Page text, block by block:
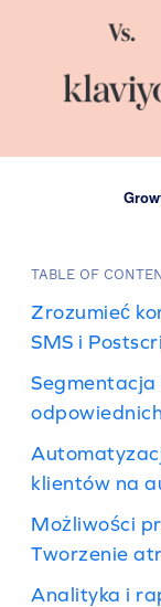
TABLE OF
Zrozumieć
SMS i
klientów na
Możliwości
Tworzenie
Analityka i